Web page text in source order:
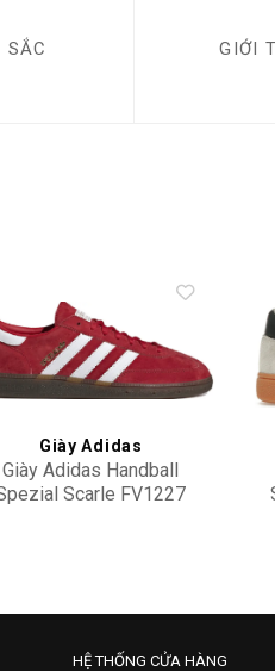
SẮC GIỚI
Add to
wishlist
Giày Adidas
Giày Adidas Handball
Scarle FV1227
HỆ THỐNG CỬA HÀNG